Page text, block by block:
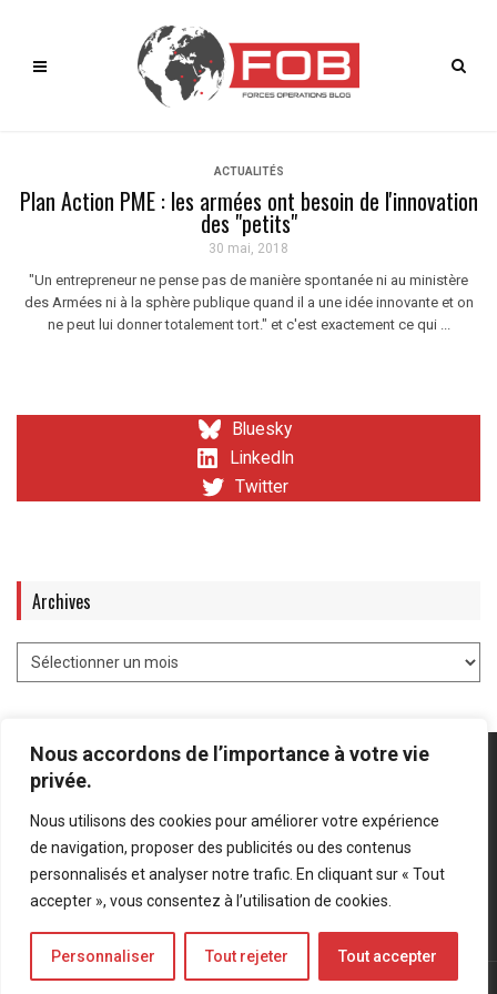
Nous accordons de l’importance à votre vie
privée.
Nous utilisons des cookies pour améliorer votre expérience
de navigation, proposer des publicités ou des contenus
personnalisés et analyser notre trafic. En cliquant sur « Tout
accepter », vous consentez à l’utilisation de cookies.
Personnaliser Tout rejeter Tout accepter
ACTUALITÉS
Plan Action PME : les armées ont besoin de l'innovation
des "petits"
30 mai, 2018
"Un entrepreneur ne pense pas de manière spontanée ni au ministère
des Armées ni à la sphère publique quand il a une idée innovante et on
ne peut lui donner totalement tort." et c'est exactement ce qui ...
Bluesky
LinkedIn
Twitter
Archives
Mentions légales Politique de confidentialité
Bluesky
LinkedIn
Twitter
© Forces Operations Blog - 2022